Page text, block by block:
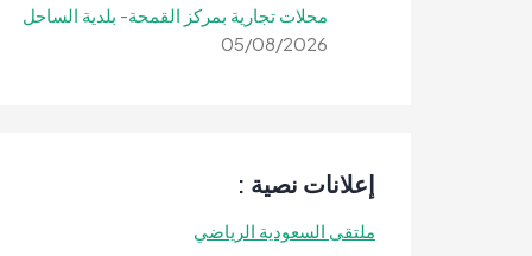
محلات تجارية بمركز القمحة- بلدية الساحل
05/08/2026
إعلانات نصية :
ملتقى السعودية الرياضي